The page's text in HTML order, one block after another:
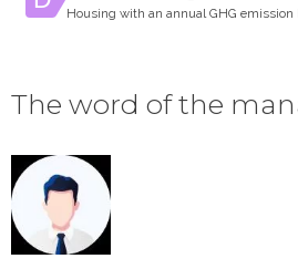
Housing with an annual GHG
The word of the